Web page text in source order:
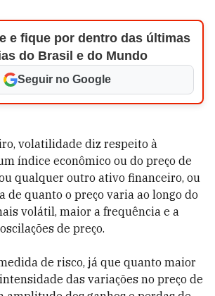
e fique por dentro das últimas
do Brasil e do Mundo
Seguir no Google
volatilidade diz respeito à
índice econômico ou do preço de
qualquer outro ativo financeiro, ou
de quanto o preço varia ao longo do
volátil, maior a frequência e a
de preço.
de risco, já que quanto maior
das variações no preço de